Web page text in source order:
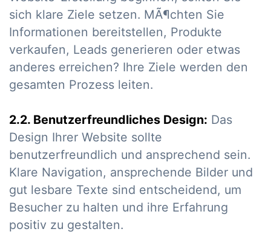
sich klare Ziele setzen. MÃ¶chten Sie
Informationen bereitstellen, Produkte
verkaufen, Leads generieren oder etwas
anderes erreichen? Ihre Ziele werden den
gesamten Prozess leiten.
2.2. Benutzerfreundliches Design: Das
Design Ihrer Website sollte
benutzerfreundlich und ansprechend sein.
Klare Navigation, ansprechende Bilder und
gut lesbare Texte sind entscheidend, um
Besucher zu halten und ihre Erfahrung
positiv zu gestalten.